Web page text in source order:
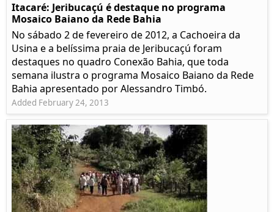
Itacaré: Jeribucaçú é destaque no programa
Mosaico Baiano da Rede Bahia
No sábado 2 de fevereiro de 2012, a Cachoeira da
Usina e a belíssima praia de Jeribucaçú foram
destaques no quadro Conexão Bahia, que toda
semana ilustra o programa Mosaico Baiano da Rede
Bahia apresentado por Alessandro Timbó.
Added February 24, 2013